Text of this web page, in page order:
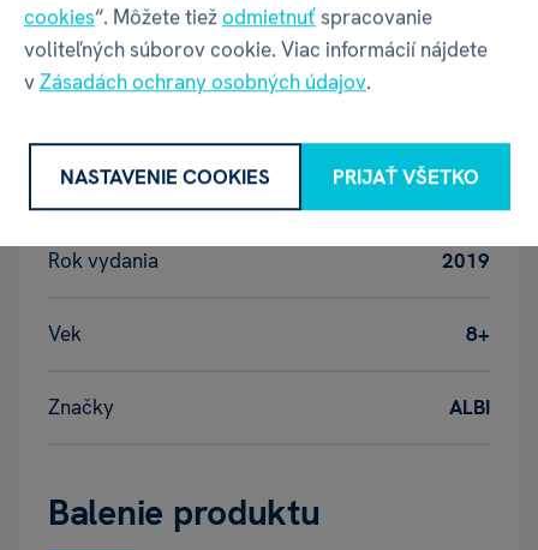
Jazyk
pravidiel
SK / CZ
Počet
hráčov
Rok vydania 2019
Vek 8+
Značky ALBI
Balenie produktu
cookies“. Môžete tiežodmietnuťspracovanie
voliteľných súborov cookie. Viac informácií nájdete
vZásadách ochrany osobných údajov.
NASTAVENIE COOKIES PRIJAŤ VŠETKO